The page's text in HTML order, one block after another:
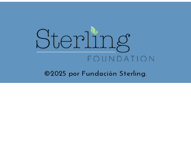
©2025 por Fundación Sterling.